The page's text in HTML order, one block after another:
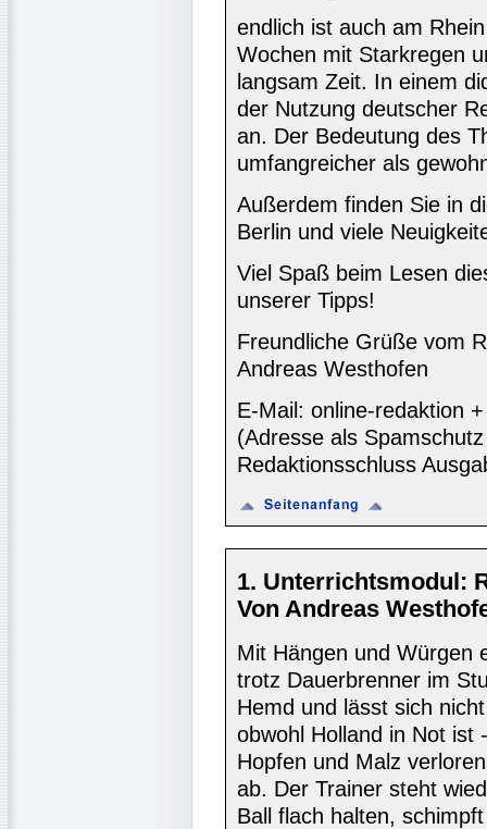
endlich ist auch am
Wochen mit Starkregen
langsam Zeit. In einem
der Nutzung deutscher
an. Der Bedeutung des
umfangreicher als
Außerdem finden Sie in
Berlin und viele
Viel Spaß beim Lesen
unserer Tipps!
Freundliche Grüße vom
Andreas Westhofen
E-Mail: online-redaktion
(Adresse als
Redaktionsschluss
1. Unterrichtsmodul:
Von Andreas
Mit Hängen und Würgen
trotz Dauerbrenner im
Hemd und lässt sich
obwohl Holland in Not ist
Hopfen und Malz
ab. Der Trainer steht
Ball flach halten,